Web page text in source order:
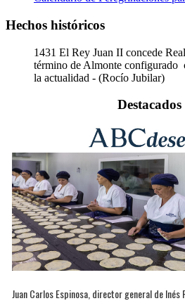
Hechos históricos
1431 El Rey Juan II concede
término de Almonte configurado
la actualidad - (Rocío Jubilar)
Destacados
Juan Carlos Espinosa, director general de Inés